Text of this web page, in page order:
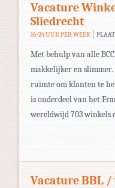
Vacature
Sliedrecht
16-24 UUR PER WEEK
Met behulp van alle
makkelijker en
ruimte om klanten te
is onderdeel van het
wereldwijd 703 winkels
Vacature BBL